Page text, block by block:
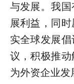
与发展。我
展利益，同
实全球发展
议，积极推
为外资企业发